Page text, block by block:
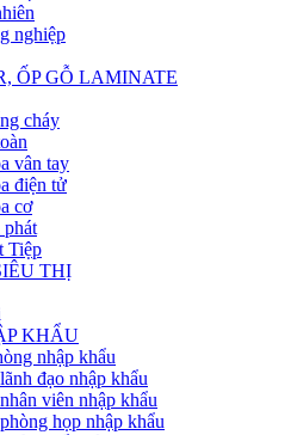
nghiệp
ỐP GỖ LAMINATE
cháy
vân tay
điện tử
cơ
phát
Tiệp
THỊ
KHẨU
nhập khẩu
đạo nhập khẩu
viên nhập khẩu
họp nhập khẩu